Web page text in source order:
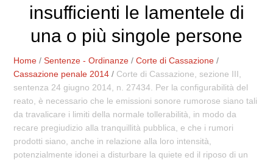
insufficienti le lamentele di
una o più singole persone
Home /Sentenze - Ordinanze /Corte di Cassazione /
Cassazione penale 2014 / Corte di Cassazione, sezione III,
sentenza 24 giugno 2014, n. 27434. Per la configurabilità del
reato, è necessario che le emissioni sonore rumorose siano tali
da travalicare i limiti della normale tollerabilità, in modo da
recare pregiudizio alla tranquillità pubblica, e che i rumori
prodotti siano, anche in relazione alla loro intensità,
potenzialmente idonei a disturbare la quiete ed il riposo di un